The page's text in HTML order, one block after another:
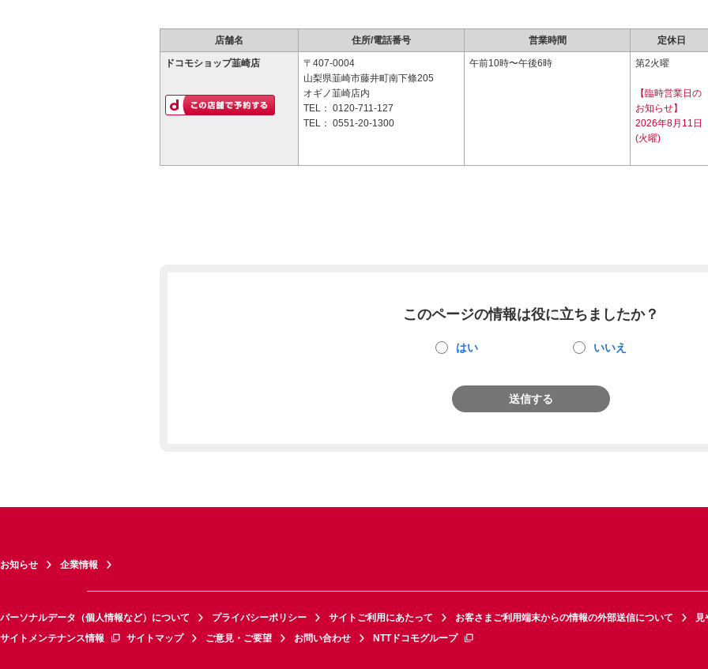
店舗名 住所/電話番号 営業時間 定休日
ドコモショップ韮崎店
〒407-0004
山梨県韮崎市藤井町南下條205
オギノ韮崎店内
TEL： 0120-711-127
TEL： 0551-20-1300
午前10時〜午後6時 第2火曜
【臨時営業日の
お知らせ】
2026年8月11日
(火曜)
このページの情報は役に立ちましたか？
はい いいえ
送信する
お知らせ 企業情報
パーソナルデータ（個人情報など）について プライバシーポリシー サイトご利用にあたって お客さまご利用端末からの情報の外部送信について
見
サイトメンテナンス情報
サイトマップ ご意見・ご要望 お問い合わせ NTTドコモグループ